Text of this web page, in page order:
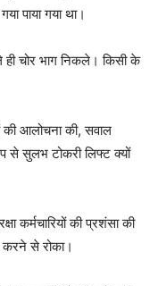
पाया गया था।
चोर भाग निकले। किसी के
की आलोचना की, सवाल
से सुलभ टोकरी लिफ्ट क्यों
कर्मचारियों की प्रशंसा की
करने से रोका।